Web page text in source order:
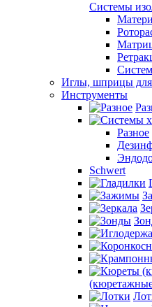
Системы
Иглы, шприцы для
Инструменты
Разное
Schwert